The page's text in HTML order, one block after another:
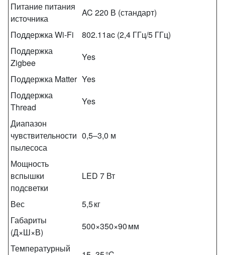
Питание питания
источника
AC 220 В (стандарт)
Поддержка Wi‑Fi
802.11ac (2,4 ГГц/5 ГГц)
Поддержка
Zigbee
Yes
Поддержка Matter Yes
Поддержка
Thread
Yes
Диапазон
чувствительности
пылесоса
0,5‒3,0 м
Мощность
вспышки
подсветки
LED 7 Вт
Вес
5,5 кг
Габариты
(Д×Ш×В)
500×350×90 мм
Температурный